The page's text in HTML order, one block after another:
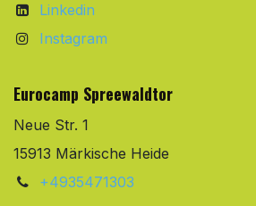
Linkedin
Instagram
Eurocamp Spreewaldtor
Neue Str. 1
15913 Märkische Heide
+4935471303